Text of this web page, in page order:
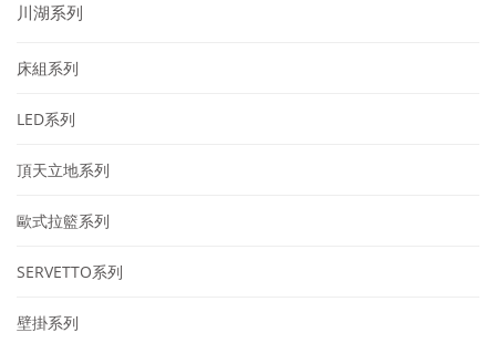
川湖系列
床組系列
LED系列
頂天立地系列
歐式拉籃系列
SERVETTO系列
壁掛系列